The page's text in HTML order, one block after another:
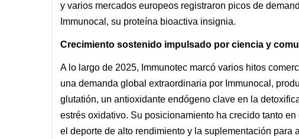
y varios mercados europeos registraron picos de
Immunocal, su proteína bioactiva insignia.
Crecimiento sostenido impulsado por ciencia y
A lo largo de 2025, Immunotec marcó varios hitos
una demanda global extraordinaria por Immunocal,
glutatión, un antioxidante endógeno clave en la
estrés oxidativo. Su posicionamiento ha crecido tanto
el deporte de alto rendimiento y la suplementación para